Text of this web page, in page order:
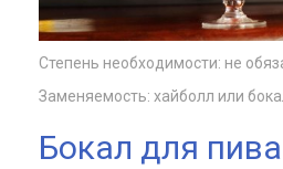
Степень необходимости: не
Заменяемость: хайболл или
Бокал для пива